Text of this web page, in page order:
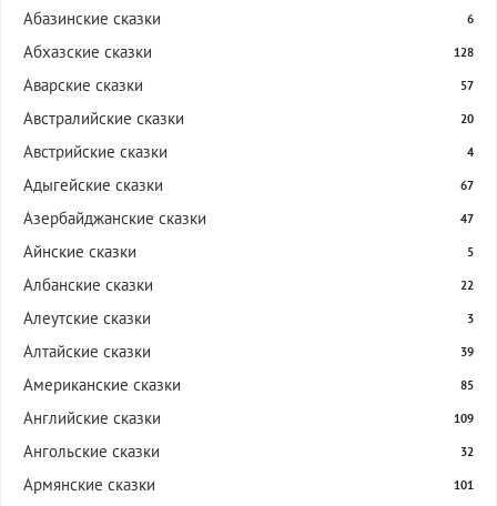
Абазинские сказки 6
Абхазские сказки 128
Аварские сказки 57
Австралийские сказки 20
Австрийские сказки 4
Адыгейские сказки 67
Азербайджанские сказки 47
Айнские сказки 5
Албанские сказки 22
Алеутские сказки 3
Алтайские сказки 39
Американские сказки 85
Английские сказки 109
Ангольские сказки 32
Армянские сказки 101